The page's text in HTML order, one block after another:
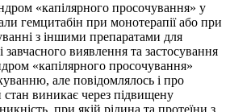
«капілярного просочування» у
гемцитабін при монотерапії або при
з іншими препаратами для
завчасного виявлення та застосування
«капілярного просочування»
але повідомлялось і про
стан виникає через підвищену
при якій рідина та протеїни з